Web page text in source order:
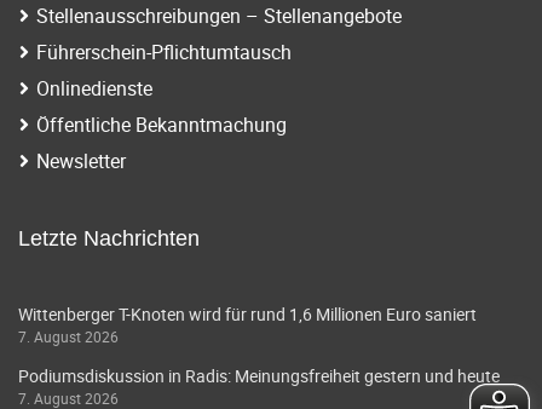
Stellenausschreibungen – Stellenangebote
Führerschein-Pflichtumtausch
Onlinedienste
Öffentliche Bekanntmachung
Newsletter
Letzte Nachrichten
Wittenberger T-Knoten wird für rund 1,6 Millionen Euro saniert
7. August 2026
Podiumsdiskussion in Radis: Meinungsfreiheit gestern und heute
7. August 2026